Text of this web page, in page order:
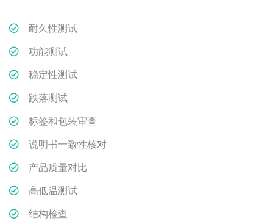
耐久性测试
功能测试
稳定性测试
跌落测试
标签和包装审查
说明书一致性核对
产品质量对比
高低温测试
结构检查